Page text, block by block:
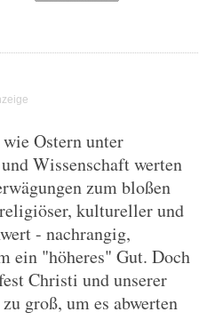
Ostern unter
Wissenschaft werten
zum bloßen
kultureller und
- nachrangig,
ein "höheres" Gut. Doch
Christi und unserer
groß, um es abwerten